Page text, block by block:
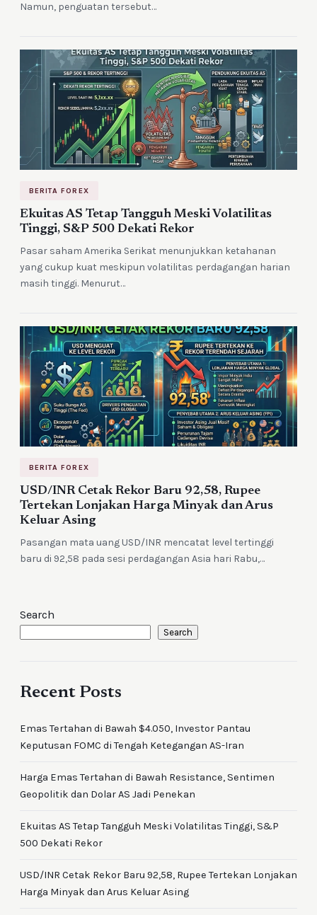
Namun, penguatan tersebut…
BERITA FOREX
Ekuitas AS Tetap Tangguh Meski Volatilitas
Tinggi, S&P 500 Dekati Rekor
Pasar saham Amerika Serikat menunjukkan ketahanan
yang cukup kuat meskipun volatilitas perdagangan harian
masih tinggi. Menurut…
BERITA FOREX
USD/INR Cetak Rekor Baru 92,58, Rupee
Tertekan Lonjakan Harga Minyak dan Arus
Keluar Asing
Pasangan mata uang USD/INR mencatat level tertinggi
baru di 92,58 pada sesi perdagangan Asia hari Rabu,…
Search
Search
Recent Posts
Emas Tertahan di Bawah $4.050, Investor Pantau
Keputusan FOMC di Tengah Ketegangan AS-Iran
Harga Emas Tertahan di Bawah Resistance, Sentimen
Geopolitik dan Dolar AS Jadi Penekan
Ekuitas AS Tetap Tangguh Meski Volatilitas Tinggi, S&P
500 Dekati Rekor
USD/INR Cetak Rekor Baru 92,58, Rupee Tertekan Lonjakan
Harga Minyak dan Arus Keluar Asing